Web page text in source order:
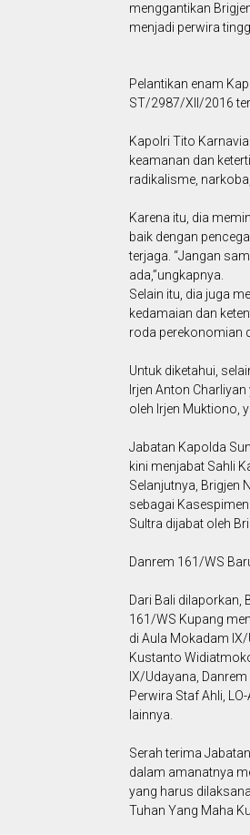
menggantikan
menjadi perwira
Pelantikan enam
ST/2987/XII/2016
Kapolri Tito
keamanan dan
radikalisme,
Karena itu, dia
baik dengan
terjaga. “Jangan
ada,”ungkapnya.
Selain itu, dia juga
kedamaian dan
roda perekonomian
Untuk diketahui,
Irjen Anton
oleh Irjen Muktiono,
Jabatan Kapolda
kini menjabat Sahli
Selanjutnya, Brigjen
sebagai
Sultra dijabat oleh
Danrem 161/WS
Dari Bali dilaporkan,
161/WS Kupang
di Aula Mokadam
Kustanto
IX/Udayana,
Perwira Staf Ahli,
lainnya.
Serah terima
dalam amanatnya
yang harus
Tuhan Yang Maha